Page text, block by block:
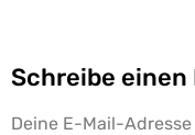
Schreibe einen
Deine E-Mail-